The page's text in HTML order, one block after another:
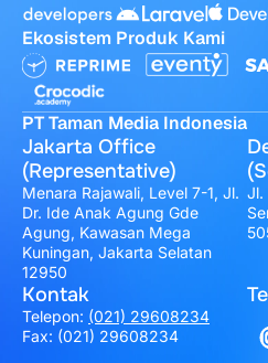
Ekosistem Produk Kami
PT Taman Media Indonesia
Jakarta Office
(Representative)
Menara Rajawali, Level 7-1, Jl.
Dr. Ide Anak Agung Gde
Agung, Kawasan Mega
Kuningan, Jakarta Selatan
12950
Jl.
Kontak
Telepon: (021) 29608234
Fax: (021) 29608234